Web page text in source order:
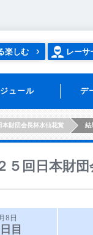
楽しむ レーサ
ュール デ
本財団会長杯水仙花賞 結
５回日本財
8日
目